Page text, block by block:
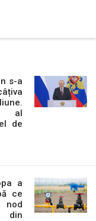
s-a
al
de
a
ce
nod
din